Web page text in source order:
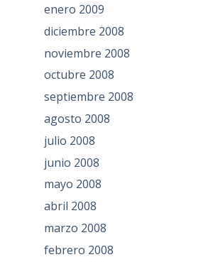
enero 2009
diciembre 2008
noviembre 2008
octubre 2008
septiembre 2008
agosto 2008
julio 2008
junio 2008
mayo 2008
abril 2008
marzo 2008
febrero 2008